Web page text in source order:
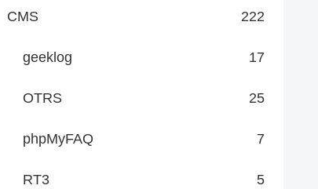
CMS 222
geeklog 17
OTRS 25
phpMyFAQ 7
RT3 5